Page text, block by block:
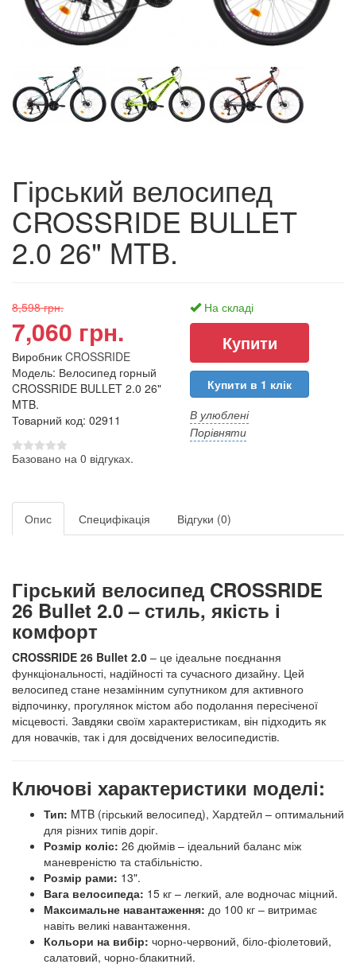
Гірський велосипед
CROSSRIDE BULLET
2.0 26" MTB.
8,598 грн.
7,060 грн.
Виробник CROSSRIDE
Модель: Велосипед горный
CROSSRIDE BULLET 2.0 26"
MTB.
Товарний код: 02911
Базовано на 0 відгуках.
На складі
Купити в 1 клік
В улюблені
Порівняти
Опис Специфікація Відгуки (0)
Гірський велосипед CROSSRIDE
26 Bullet 2.0 – стиль, якість і
комфорт
CROSSRIDE 26 Bullet 2.0 – це ідеальне поєднання
функціональності, надійності та сучасного дизайну. Цей
велосипед стане незамінним супутником для активного
відпочинку, прогулянок містом або подолання пересіченої
місцевості. Завдяки своїм характеристикам, він підходить як
для новачків, так і для досвідчених велосипедистів.
Ключові характеристики моделі:
Тип: MTB (гірський велосипед), Хардтейл – оптимальний
для різних типів доріг.
Розмір коліс: 26 дюймів – ідеальний баланс між
маневреністю та стабільністю.
Розмір рами: 13".
Вага велосипеда: 15 кг – легкий, але водночас міцний.
Максимальне навантаження: до 100 кг – витримає
навіть великі навантаження.
Кольори на вибір: чорно-червоний, біло-фіолетовий,
салатовий, чорно-блакитний.